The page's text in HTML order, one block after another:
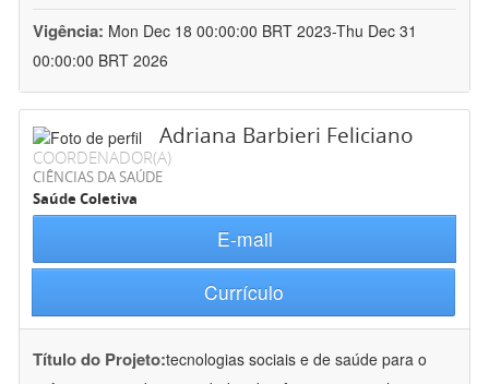
Vigência: Mon Dec 18 00:00:00 BRT 2023-Thu Dec 31
00:00:00 BRT 2026
Adriana Barbieri Feliciano
COORDENADOR(A)
CIÊNCIAS DA SAÚDE
Saúde Coletiva
E-mail
Currículo
Título do Projeto:tecnologias sociais e de saúde para o